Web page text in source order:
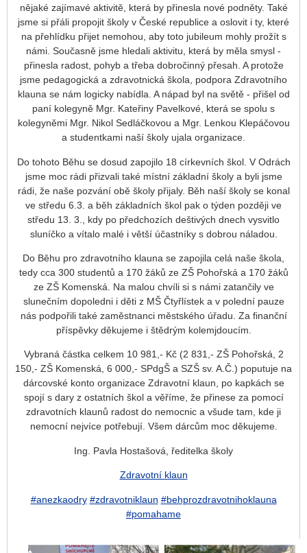
nějaké zajímavé aktivitě, která by přinesla nové podněty. Také
jsme si přáli propojit školy v České republice a oslovit i ty, které
na přehlídku přijet nemohou, aby toto jubileum mohly prožít s
námi. Současně jsme hledali aktivitu, která by měla smysl -
přinesla radost, pohyb a třeba dobročinný přesah. A protože
jsme pedagogická a zdravotnická škola, podpora Zdravotního
klauna se nám logicky nabídla. A nápad byl na světě - přišel od
paní kolegyně Mgr. Kateřiny Pavelkové, která se spolu s
kolegyněmi Mgr. Nikol Sedláčkovou a Mgr. Lenkou Klepáčovou
a studentkami naší školy ujala organizace.
Do tohoto Běhu se dosud zapojilo 18 církevních škol. V Odrách
jsme moc rádi přizvali také místní základní školy a byli jsme
rádi, že naše pozvání obě školy přijaly. Běh naší školy se konal
ve středu 6.3. a běh základních škol pak o týden později ve
středu 13. 3., kdy po předchozích deštivých dnech vysvitlo
sluníčko a vítalo malé i větší účastníky s dobrou náladou.
Do Běhu pro zdravotního klauna se zapojila celá naše škola,
tedy cca 300 studentů a 170 žáků ze ZŠ Pohořská a 170 žáků
ze ZŠ Komenská. Na malou chvíli si s námi zatančily ve
slunečním dopoledni i děti z MŠ Čtyřlístek a v polední pauze
nás podpořili také zaměstnanci městského úřadu. Za finanční
příspěvky děkujeme i štědrým kolemjdoucím.
Vybraná částka celkem 10 981,- Kč (2 831,- ZŠ Pohořská, 2
150,- ZŠ Komenská, 6 000,- SPdgŠ a SZŠ sv. A.Č.) poputuje na
dárcovské konto organizace Zdravotní klaun, po kapkách se
spojí s dary z ostatních škol a věříme, že přinese za pomocí
zdravotních klaunů radost do nemocnic a všude tam, kde ji
nemocní nejvíce potřebují. Všem dárcům moc děkujeme.
Ing. Pavla Hostašová, ředitelka školy
Zdravotní klaun
#anezkaodry #zdravotniklaun #behprozdravotnihoklauna
#pomahame